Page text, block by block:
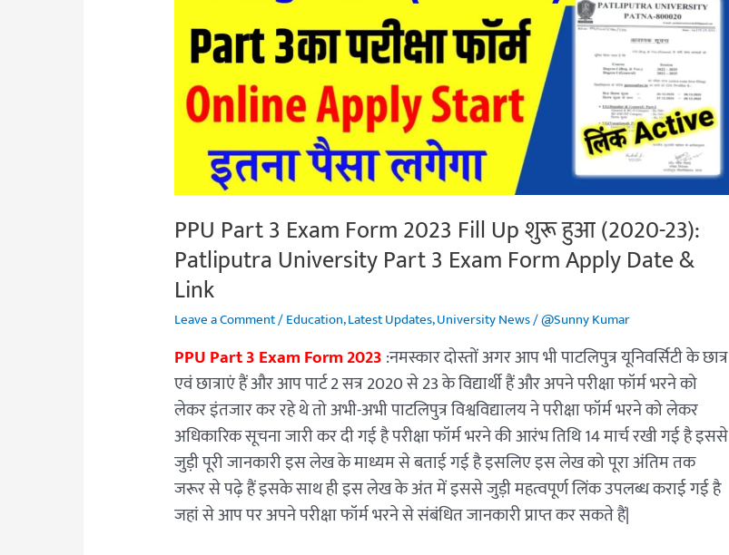
PPU Part 3 Exam Form 2023 Fill Up शुरू हुआ (2020-23):
Patliputra University Part 3 Exam Form Apply Date &
Link
Leave a Comment/Education,Latest Updates,University News/@Sunny Kumar
PPU Part 3 Exam Form 2023:नमस्कार दोस्तों अगर आप भी पाटलिपुत्र यूनिवर्सिटी के छात्र
एवं छात्राएं हैं और आप पार्ट 2 सत्र 2020 से 23 के विद्यार्थी हैं और अपने परीक्षा फॉर्म भरने को
लेकर इंतजार कर रहे थे तो अभी-अभी पाटलिपुत्र विश्वविद्यालय ने परीक्षा फॉर्म भरने को लेकर
अधिकारिक सूचना जारी कर दी गई है परीक्षा फॉर्म भरने की आरंभ तिथि 14 मार्च रखी गई है इससे
जुड़ी पूरी जानकारी इस लेख के माध्यम से बताई गई है इसलिए इस लेख को पूरा अंतिम तक
जरूर से पढ़े हैं इसके साथ ही इस लेख के अंत में इससे जुड़ी महत्वपूर्ण लिंक उपलब्ध कराई गई है
जहां से आप पर अपने परीक्षा फॉर्म भरने से संबंधित जानकारी प्राप्त कर सकते हैं|
2023
शुरू
हुआ
(2020-
Patliputra
University
Part
3
Exam
Form
Apply
Date
&
Link